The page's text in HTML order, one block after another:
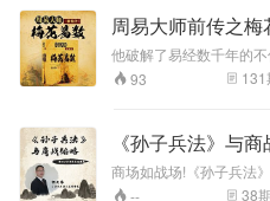
楚狂接舆见孔子之背景
宜。 这是一本准备了将
儒家学派的圣人的形象更清晰、更鲜活，并
这样的前提下写就的。
的部分章节如“子见南子”“宰予昼寝”等内容，对
人只要对社会或他人作
则。 ◆孔子为何周游列国？ 孔子为政三年多来政绩斐然，尤其是做了大司寇兼摄相事后的“堕三都”举措更是加强了国君权力，凝聚了顺应民心的政治智慧。齐国感到威胁，欲以“美人宝马计”离间，于是阴谋送给鲁国美
女、宝马，而鲁定公及“三桓”因
周易大师前传之梅
93
131
《孙子兵法》与
商场如战场!《孙子兵法
子兵法》近20年的杨天
-- 38期